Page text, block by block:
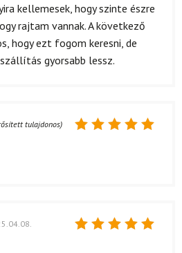
kellemesek, hogy szinte észre
rajtam vannak. A következő
hogy ezt fogom keresni, de
gyorsabb lessz.
tulajdonos)